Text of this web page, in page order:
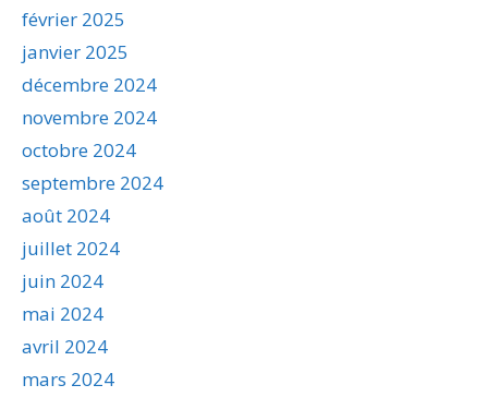
février 2025
janvier 2025
décembre 2024
novembre 2024
octobre 2024
septembre 2024
août 2024
juillet 2024
juin 2024
mai 2024
avril 2024
mars 2024